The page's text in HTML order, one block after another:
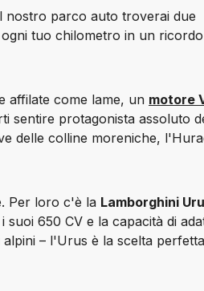
nostro parco auto troverai due
tuo chilometro in un ricordo
affilate come lame, un motore
sentire protagonista assoluto
delle colline moreniche,
Per loro c'è la Lamborghini
650 CV e la capacità di
– l'Urus è la scelta